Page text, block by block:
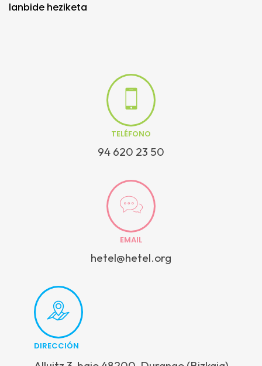
lanbide heziketa
TELÉFONO
94 620 23 50
EMAIL
hetel@hetel.org
DIRECCIÓN